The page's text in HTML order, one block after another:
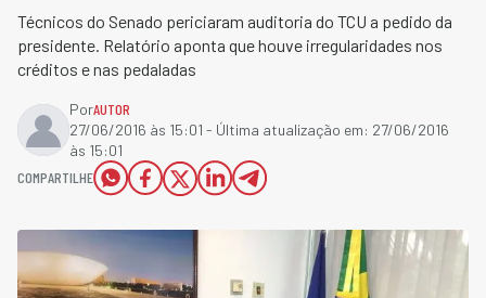
Técnicos do Senado periciaram auditoria do TCU a pedido da
presidente. Relatório aponta que houve irregularidades nos
créditos e nas pedaladas
PorAUTOR
27/06/2016 às 15:01 - Última atualização em: 27/06/2016
às 15:01
COMPARTILHE